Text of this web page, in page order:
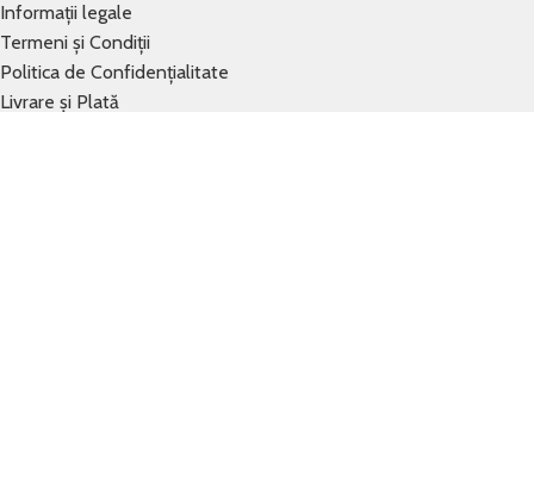
Informații legale
Termeni și Condiții
Politica de Confidențialitate
Livrare și Plată